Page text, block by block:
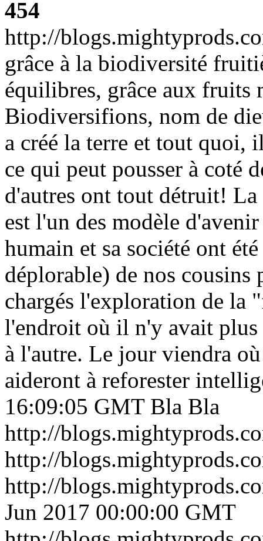
454
http://
grâce à la biodiversité
équilibres, grâce aux fruits
Biodiversifions, nom de
a créé la terre et tout quoi,
ce qui peut pousser à coté
d'autres ont tout détruit!
est l'un des modèle
humain et sa société ont
déplorable) de nos cousins
chargés l'exploration de la
l'endroit où il n'y avait plus
à l'autre. Le jour viendra
aideront à reforester
16:09:05 GMT Bla Bla
http://
http://
http://
Jun 2017 00:00:00 GMT